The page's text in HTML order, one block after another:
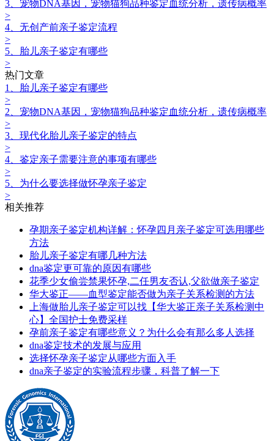
3、宠物DNA基因，宠物猫狗品种鉴定血统分析，遗传病概率
>
4、无创产前亲子鉴定流程
>
5、胎儿亲子鉴定有哪些
>
热门文章
1、胎儿亲子鉴定有哪些
>
2、宠物DNA基因，宠物猫狗品种鉴定血统分析，遗传病概率
>
3、现代化胎儿亲子鉴定的特点
>
4、鉴定亲子需要注意的事项有哪些
>
5、为什么要选择做怀孕亲子鉴定
>
相关推荐
孕期亲子鉴定机构详解：怀孕四月亲子鉴定可选用哪些
方法
胎儿亲子鉴定有哪几种方法
dna鉴定更可靠的原因有哪些
花季少女偷尝禁果怀孕,二任男友否认,父欲做亲子鉴定
华大鉴正——血型鉴定能否做为亲子关系检测的方法
上海做胎儿亲子鉴定可以找【华大鉴正亲子关系检测中
心】全国护士免费采样
孕前亲子鉴定‍有哪些意义？为什么会有那么多人选择
dna鉴定技术的发展与应用
选择怀孕亲子鉴定从哪些方面入手
dna亲子鉴定的实验流程步骤，科普了解一下